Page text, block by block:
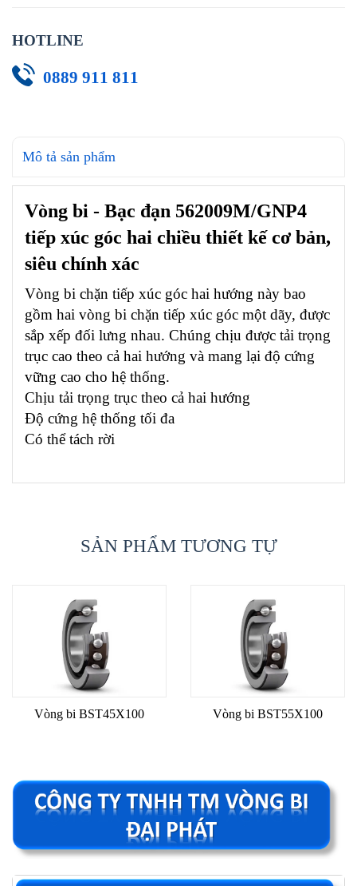
HOTLINE
0889 911 811
Mô tả sản phẩm
Vòng bi - Bạc đạn 562009M/GNP4
tiếp xúc góc hai chiều thiết kế cơ bản,
siêu chính xác
Vòng bi chặn tiếp xúc góc hai hướng này bao
gồm hai vòng bi chặn tiếp xúc góc một dãy, được
sắp xếp đối lưng nhau. Chúng chịu được tải trọng
trục cao theo cả hai hướng và mang lại độ cứng
vững cao cho hệ thống.
Chịu tải trọng trục theo cả hai hướng
Độ cứng hệ thống tối đa
Có thể tách rời
SẢN PHẨM TƯƠNG TỰ
Vòng bi BST45X100 Vòng bi BST55X100